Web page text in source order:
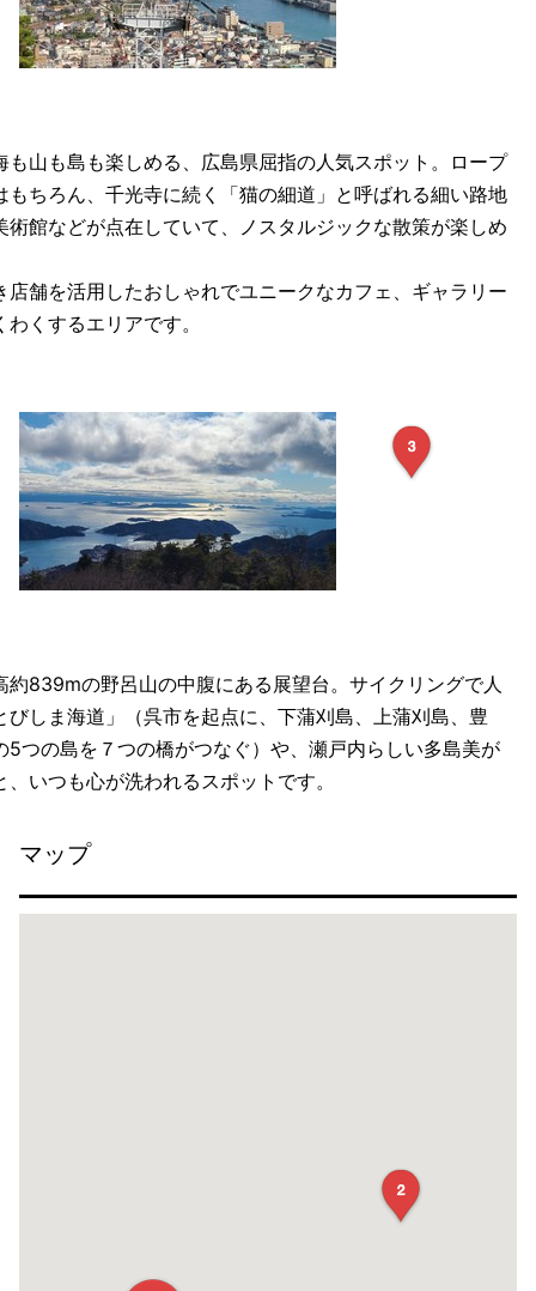
も山も島も楽しめる、広島県屈指の人気スポット。ロープ
もちろん、千光寺に続く「猫の細道」と呼ばれる細い路地
術館などが点在していて、ノスタルジックな散策が楽しめ
店舗を活用したおしゃれでユニークなカフェ、ギャラリー
くするエリアです。
約839mの野呂山の中腹にある展望台。サイクリングで人
びしま海道」（呉市を起点に、下蒲刈島、上蒲刈島、豊
5つの島を７つの橋がつなぐ）や、瀬戸内らしい多島美が
いつも心が洗われるスポットです。
マップ